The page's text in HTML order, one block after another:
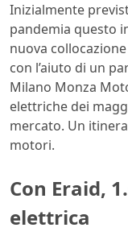
Inizialmente
pandemia questo
nuova
con l’aiuto di un
Milano Monza
elettriche dei
mercato. Un
motori.
Con Eraid,
elettrica